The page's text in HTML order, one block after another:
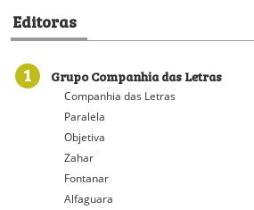
Editoras
1 Grupo Companhia das Letras
Companhia das Letras
Paralela
Objetiva
Zahar
Fontanar
Alfaguara